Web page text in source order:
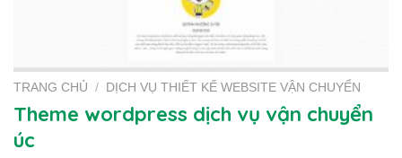
TRANG CHỦ / DỊCH VỤ THIẾT KẾ WEBSITE VẬN CHUYỂN
Theme wordpress dịch vụ vận chuyển
úc